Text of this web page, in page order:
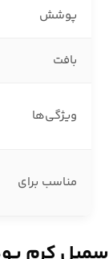
پوشش
بافت
ویژگی‌ها
مناسب برای